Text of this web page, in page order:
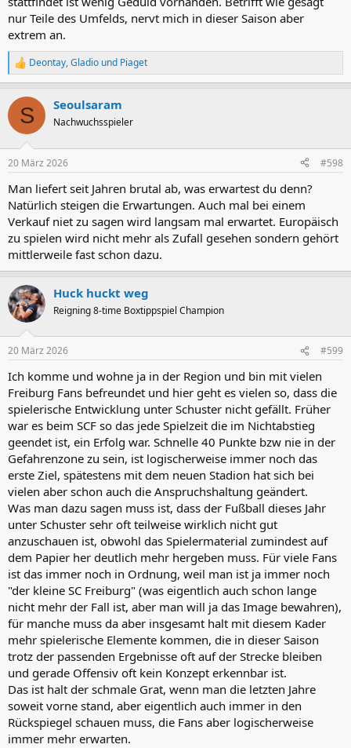
nur Teile des Umfelds, nervt mich in dieser Saison aber
extrem an.
R
e
k
i
e
:
Deontay,Gladio und Piaget
S Seoulsaram
Nachwuchsspieler
20 März 2026 #598
Man liefert seit Jahren brutal ab, was erwartest du denn?
Natürlich steigen die Erwartungen. Auch mal bei einem
Verkauf niet zu sagen wird langsam mal erwartet. Europäisch
zu spielen wird nicht mehr als Zufall gesehen sondern gehört
mittlerweile fast schon dazu.
Huck huckt weg
Reigning 8-time Boxtippspiel Champion
20 März 2026 #599
Ich komme und wohne ja in der Region und bin mit vielen
Freiburg Fans befreundet und hier geht es vielen so, dass die
spielerische Entwicklung unter Schuster nicht gefällt. Früher
war es beim SCF so das jede Spielzeit die im Nichtabstieg
geendet ist, ein Erfolg war. Schnelle 40 Punkte bzw nie in der
Gefahrenzone zu sein, ist logischerweise immer noch das
erste Ziel, spätestens mit dem neuen Stadion hat sich bei
vielen aber schon auch die Anspruchshaltung geändert.
Was man dazu sagen muss ist, dass der Fußball dieses Jahr
unter Schuster sehr oft teilweise wirklich nicht gut
anzuschauen ist, obwohl das Spielermaterial zumindest auf
dem Papier her deutlich mehr hergeben muss. Für viele Fans
ist das immer noch in Ordnung, weil man ist ja immer noch
"der kleine SC Freiburg" (was eigentlich auch schon lange
nicht mehr der Fall ist, aber man will ja das Image bewahren),
für manche muss da aber insgesamt halt mit diesem Kader
mehr spielerische Elemente kommen, die in dieser Saison
trotz der passenden Ergebnisse oft auf der Strecke bleiben
und gerade Offensiv oft kein Konzept erkennbar ist.
Das ist halt der schmale Grat, wenn man die letzten Jahre
soweit vorne stand, aber eigentlich auch immer in den
Rückspiegel schauen muss, die Fans aber logischerweise
immer mehr erwarten.